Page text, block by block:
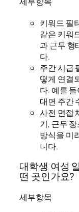
키워드 필
같은 키워
과 근무 형
다.
주간 시급
떻게 연결
다. 예를
대면 주간
사전 면접
기, 근무
방식을 미
니다.
대학생 여성
떤 곳인가요?
세부항목